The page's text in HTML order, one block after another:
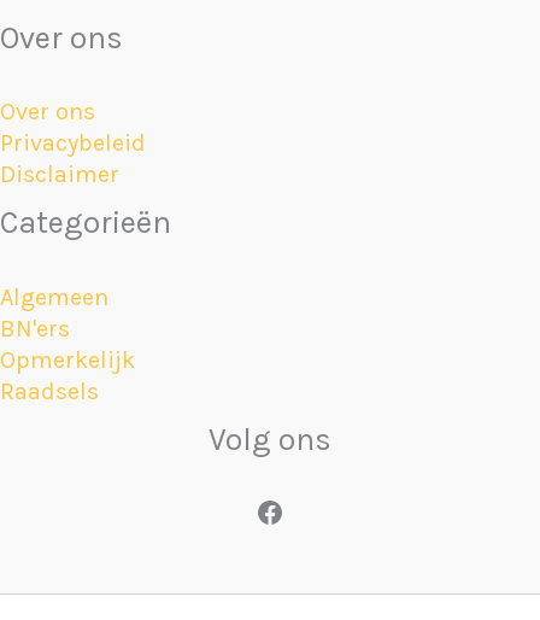
Over ons
Over ons
Privacybeleid
Disclaimer
Categorieën
Algemeen
BN'ers
Opmerkelijk
Raadsels
Volg ons
Facebook